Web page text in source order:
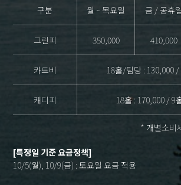
구분 월 ~ 목요일 금 / 공휴일
그린피 350,000 410,000
카트비 18홀/팀당 : 130,000 /
캐디피 18홀 : 170,000 / 9
* 개별소비
[특정일 기준 요금정책]
10/5(월), 10/9(금) : 토요일 요금 적용